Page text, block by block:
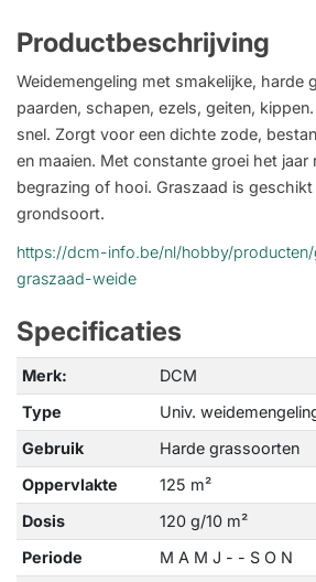
Productbeschrijving
Weidemengeling met smakelijke, harde
paarden, schapen, ezels, geiten,
snel. Zorgt voor een dichte zode,
en maaien. Met constante groei het jaar
begrazing of hooi. Graszaad is
grondsoort.
https://dcm-info.be/nl/hobby/
graszaad-weide
Specificaties
Merk:
DCM
Type
Univ.
Gebruik
Harde grassoorten
Oppervlakte
125 m²
Dosis
120 g/10 m²
Periode
M A M J - - S O N